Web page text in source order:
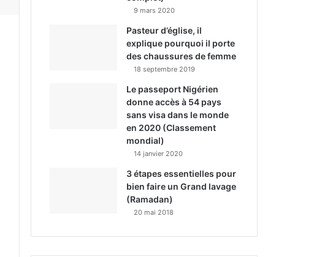
9 mars 2020
Pasteur d’église, il
explique pourquoi il porte
des chaussures de femme
18 septembre 2019
Le passeport Nigérien
donne accès à 54 pays
sans visa dans le monde
en 2020 (Classement
mondial)
14 janvier 2020
3 étapes essentielles pour
bien faire un Grand lavage
(Ramadan)
20 mai 2018